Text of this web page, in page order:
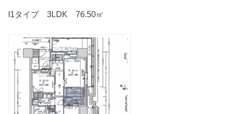
I1タイプ 3LDK 76.50㎡